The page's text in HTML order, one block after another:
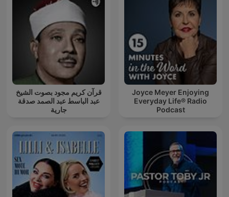
قرآن كريم مجود بصوت الشيخ
عبد الباسط عبد الصمد صدقة
جارية
Joyce Meyer Enjoying
Everyday Life® Radio
Podcast